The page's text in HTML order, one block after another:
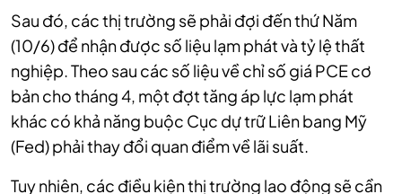
Sau đó, các thị trường sẽ phải đợi đến thứ Năm
(10/6) để nhận được số liệu lạm phát và tỷ lệ thất
nghiệp. Theo sau các số liệu về chỉ số giá PCE cơ
bản cho tháng 4, một đợt tăng áp lực lạm phát
khác có khả năng buộc Cục dự trữ Liên bang Mỹ
(Fed) phải thay đổi quan điểm về lãi suất.
Tuy nhiên, các điều kiện thị trường lao động sẽ cần